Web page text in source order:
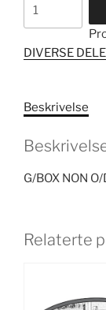
GT6
DIVERSE
Beskrivelse
G/BOX NON
Relaterte